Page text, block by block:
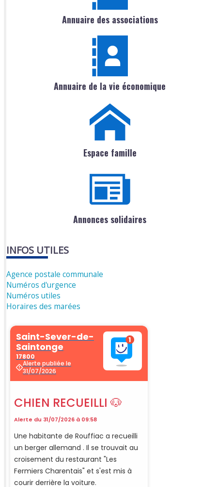
Annuaire des associations
Annuaire de la vie économique
Espace famille
Annonces solidaires
INFOS UTILES
Agence postale communale
Numéros d'urgence
Numéros utiles
Horaires des marées